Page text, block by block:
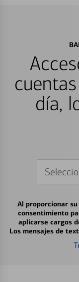
día,
Al proporcionar
consentimiento
aplicarse cargos
Los mensajes de